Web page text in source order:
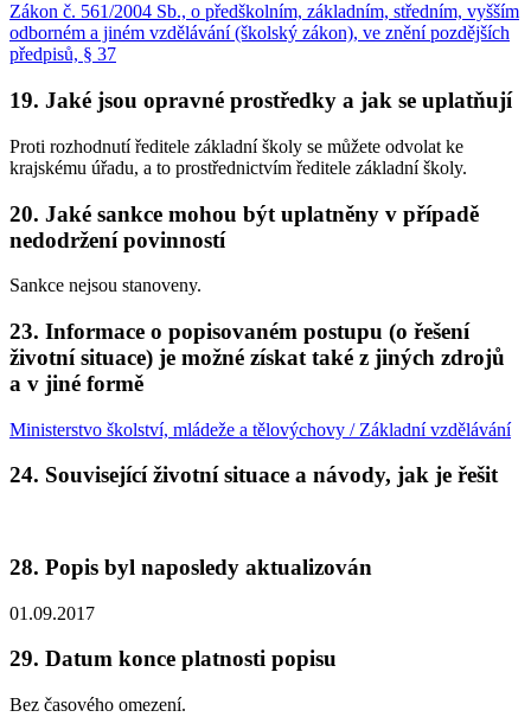
Zákon č. 561/2004 Sb., o předškolním, základním, středním, vyšším
odborném a jiném vzdělávání (školský zákon), ve znění pozdějších
předpisů, § 37
19. Jaké jsou opravné prostředky a jak se uplatňují
Proti rozhodnutí ředitele základní školy se můžete odvolat ke
krajskému úřadu, a to prostřednictvím ředitele základní školy.
20. Jaké sankce mohou být uplatněny v případě
nedodržení povinností
Sankce nejsou stanoveny.
23. Informace o popisovaném postupu (o řešení
životní situace) je možné získat také z jiných zdrojů
a v jiné formě
Ministerstvo školství, mládeže a tělovýchovy / Základní vzdělávání
24. Související životní situace a návody, jak je řešit
28. Popis byl naposledy aktualizován
01.09.2017
29. Datum konce platnosti popisu
Bez časového omezení.